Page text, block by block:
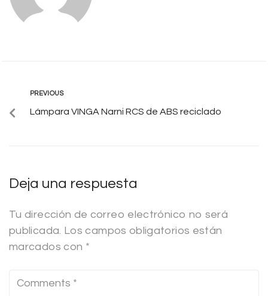
PREVIOUS
Lámpara VINGA Narni RCS de ABS reciclado
Deja una respuesta
Tu dirección de correo electrónico no será
publicada. Los campos obligatorios están
marcados con *